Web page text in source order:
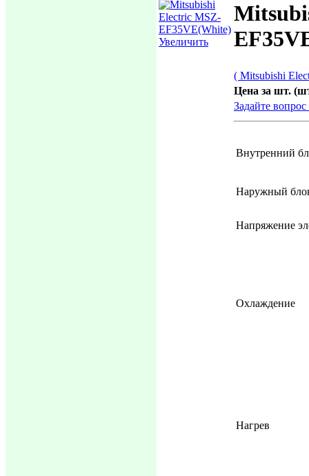
Увеличить
( Mitsubishi
Цена за шт.
Задайте
Внутренний
Наружный
Напряжение
Охлаждение
Нагрев